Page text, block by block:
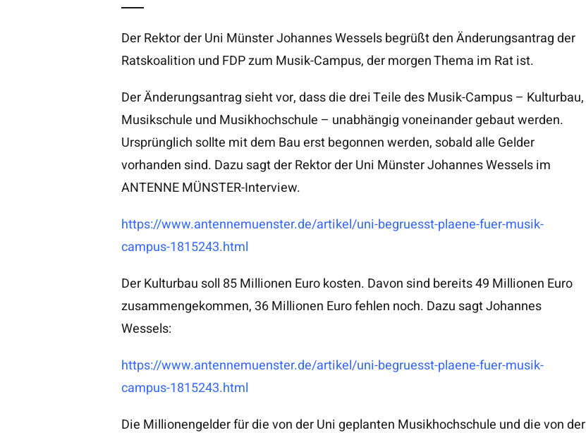
Der Rektor der Uni Münster Johannes Wessels begrüßt den Änderungsantrag der
Ratskoalition und FDP zum Musik-Campus, der morgen Thema im Rat ist.
Der Änderungsantrag sieht vor, dass die drei Teile des Musik-Campus – Kulturbau,
Musikschule und Musikhochschule – unabhängig voneinander gebaut werden.
Ursprünglich sollte mit dem Bau erst begonnen werden, sobald alle Gelder
vorhanden sind. Dazu sagt der Rektor der Uni Münster Johannes Wessels im
ANTENNE MÜNSTER-Interview.
https://www.antennemuenster.de/artikel/uni-begruesst-plaene-fuer-musik-
campus-1815243.html
Der Kulturbau soll 85 Millionen Euro kosten. Davon sind bereits 49 Millionen Euro
zusammengekommen, 36 Millionen Euro fehlen noch. Dazu sagt Johannes
Wessels:
https://www.antennemuenster.de/artikel/uni-begruesst-plaene-fuer-musik-
campus-1815243.html
Die Millionengelder für die von der Uni geplanten Musikhochschule und die von der